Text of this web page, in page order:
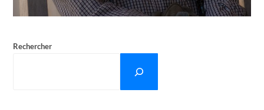
Rechercher